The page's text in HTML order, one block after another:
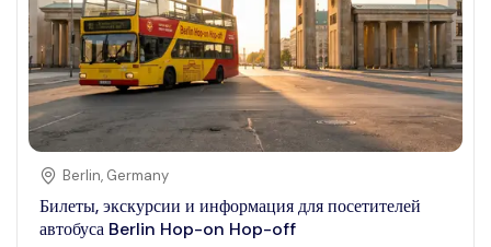
Berlin, Germany
Билеты, экскурсии и информация для посетителей
автобуса Berlin Hop-on Hop-off